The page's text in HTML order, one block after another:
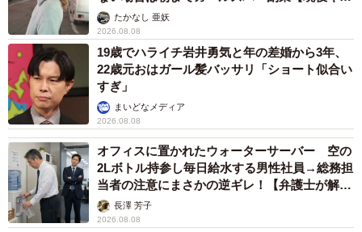
ストに取材】
たかなし 亜妖
2026.08.08
19歳でハライチ岩井勇気と年の差婚から3年、
22歳元おはガール髪バッサリ「ショート似合い
すぎ」
まいどなメディア
2026.08.08
オフィスに置かれたウォーターサーバー 空の
2Lボトル持参し毎日給水する男性社員→総務担
当者の注意にまさかの逆ギレ！【弁護士が解
説】長澤 芳子
2026.08.08